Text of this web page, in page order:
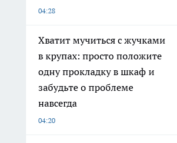
04:28
Хватит мучиться с жучками
в крупах: просто положите
одну прокладку в шкаф и
забудьте о проблеме
навсегда
04:20